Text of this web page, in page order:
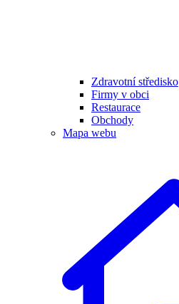
Zdravotní středisko
Firmy v obci
Restaurace
Obchody
Mapa webu